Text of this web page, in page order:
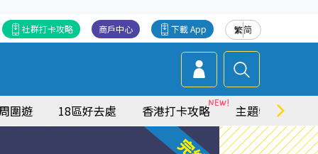
繁简
下載 App
商戶中心
社群打卡攻略
圍遊 18區好去處 香港打卡攻略 主題特集